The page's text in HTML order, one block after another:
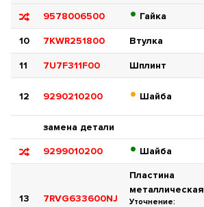
9578006500 • Гайка
10 7KWR251800 Втулка
11 7U7F311F00 Шплинт
12 9290210200 • Шайба
замена детали
9299010200 • Шайба
13 7RVG633600NJ
Пластина
металлическая
Уточнение: